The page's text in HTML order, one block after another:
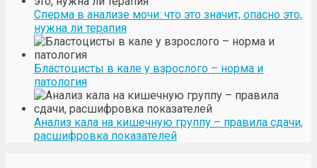
Сперма в анализе мочи: что это значит, опасно это,
нужна ли терапия
Бластоцисты в кале у взрослого – норма и
патология
Анализ кала на кишечную группу – правила сдачи,
расшифровка показателей